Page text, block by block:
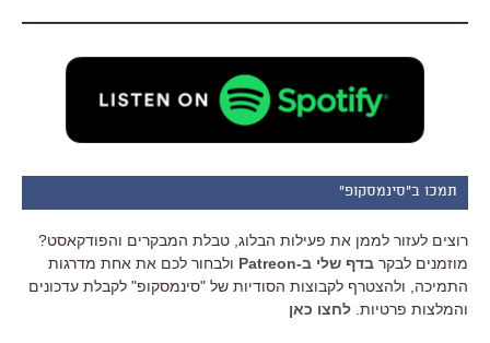
תמכו ב"סינמסקופ"
רוצים לעזור לממן את פעילות הבלוג, טבלת המבקרים והפודקאסט?
מוזמנים לבקר בדף שלי ב-Patreon
ולבחור לכם את אחת מדרגות
התמיכה, ולהצטרף לקבוצות הסודיות של "סינמסקופ" לקבלת עדכונים
והמלצות פרטיות. לחצו כאן